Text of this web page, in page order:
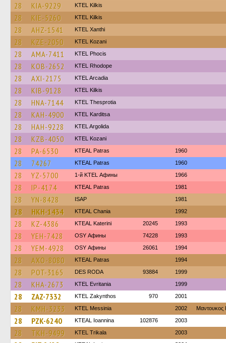
28 KIA-9229 KTEL Kilkis
28 KIE-5260 KTEL Kilkis
28 AHZ-1541 KTEL Xanthi
28 KZE-2050 ΚΤΕL Kozani
28 AMA-7411 ΚΤΕL Phocis
28 KOB-2652 KTEL Rhodope
28 AXI-2175 KTEL Arcadia
28 KIB-9128 KTEL Kilkis
28 HNA-7144 KTEL Thesprotia
28 KAH-4900 ΚΤΕL Karditsa
28 HAH-9228 KTEL Argolida
28 KZB-4050 ΚΤΕL Kozani
28 PA-6530 KTEAL Patras 1960
28 74267 KTEAL Patras 1960
28 YZ-5700 1-й KTEL Афины 1966
28 IP-4174 KTEAL Patras 1981
28 YN-8428 ISAP 1981
28 HKH-1434 KTEAL Chania 1992
28 KZ-4386 KTEAL Katerini 20245 1993
28 YEH-7428 OSY Афины 74228 1993
28 YEM-4928 OSY Афины 26061 1994
28 AXO-8080 KTEAL Patras 1994
28 POT-3165 DES RODA 93884 1999
28 KHA-2673 ΚΤΕL Evritania 1999
28 ZAZ-7332 KTEL Zakynthos 970 2001
28 KMH-3233 KTEL Messinia 2002 Μαντουκος
28 PZK-6240 KTEAL Ioannina 102876 2003
28 TKH-9499 ΚΤΕL Τrikala 2003